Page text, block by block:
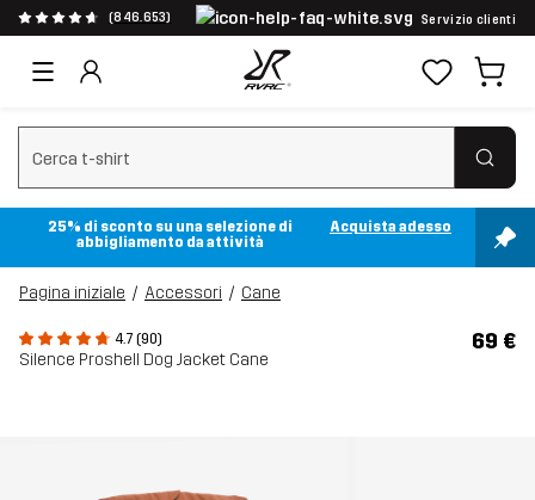
(846.653) Servizio clienti
Cancella ricerca
25% di sconto su una selezione di
abbigliamento da attività
Acquista adesso
Pagina iniziale Accessori Cane
4.7 (90)
Silence Proshell Dog Jacket Cane
69 €